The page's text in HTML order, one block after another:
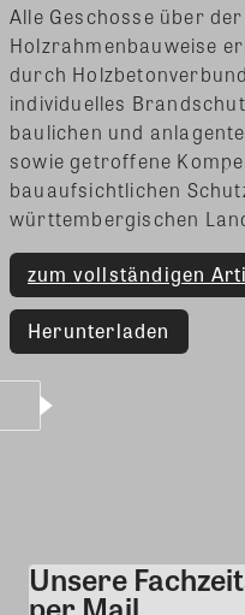
Alle Geschosse über
Holzrahmenbauweise
durch
individuelles
baulichen und
sowie getroffene
bauaufsichtlichen
württembergischen
zum vollständigen
Herunterladen
Unsere